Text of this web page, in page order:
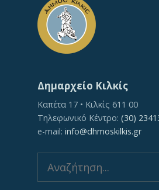
Δημαρχείο Κιλκίς
Καπέτα 17 • Κιλκίς 611 00
Τηλεφωνικό Κέντρο: (30)
e-mail: info@dhmoskilkis.gr